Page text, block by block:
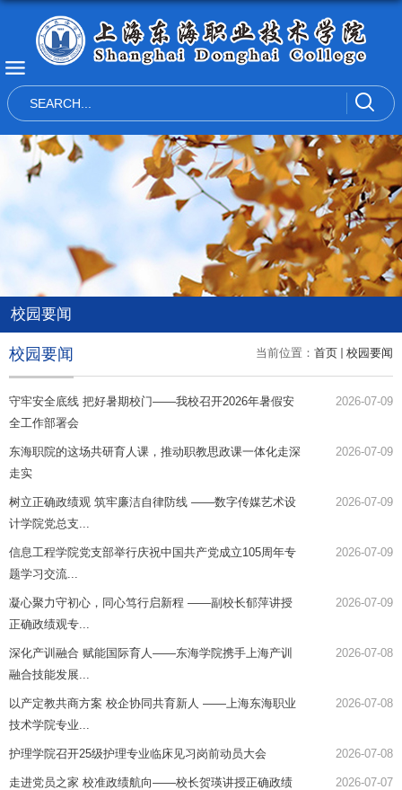
校园要闻
当前位置： 首页 校园要闻
校园要闻
守牢安全底线 把好暑期校门——我校召开2026年暑假安
全工作部署会
2026-07-09
东海职院的这场共研育人课，推动职教思政课一体化走深
走实
2026-07-09
树立正确政绩观 筑牢廉洁自律防线 ——数字传媒艺术设
计学院党总支...
2026-07-09
信息工程学院党支部举行庆祝中国共产党成立105周年专
题学习交流...
2026-07-09
凝心聚力守初心，同心笃行启新程 ——副校长郁萍讲授
正确政绩观专...
2026-07-09
深化产训融合 赋能国际育人——东海学院携手上海产训
融合技能发展...
2026-07-08
以产定教共商方案 校企协同共育新人 ——上海东海职业
技术学院专业...
2026-07-08
护理学院召开25级护理专业临床见习岗前动员大会 2026-07-08
走进党员之家 校准政绩航向——校长贺瑛讲授正确政绩
2026-07-07